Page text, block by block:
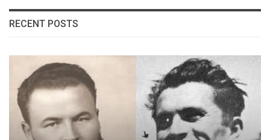
RECENT POSTS